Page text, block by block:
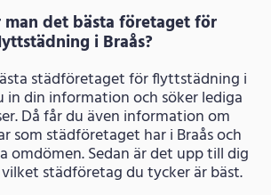
man det bästa företaget för
i Braås?
städföretaget för flyttstädning i
in din information och söker lediga
Då får du även information om
som städföretaget har i Braås och
omdömen. Sedan är det upp till dig
städföretag du tycker är bäst.